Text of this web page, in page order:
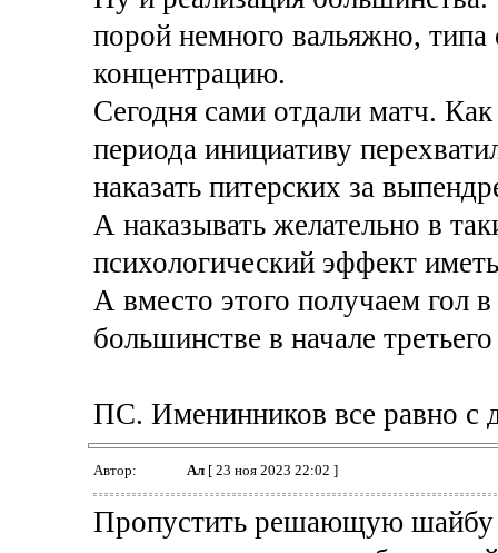
порой немного вальяжно,
концентрацию.
Сегодня сами отдали матч.
периода инициативу
наказать питерских за
А наказывать желательно в
психологический эффект
А вместо этого получаем гол
большинстве в начале
ПС. Именинников все равно с
Автор: Ал[ 23 ноя 2023 22:02 ]
Пропустить решающую шайбу